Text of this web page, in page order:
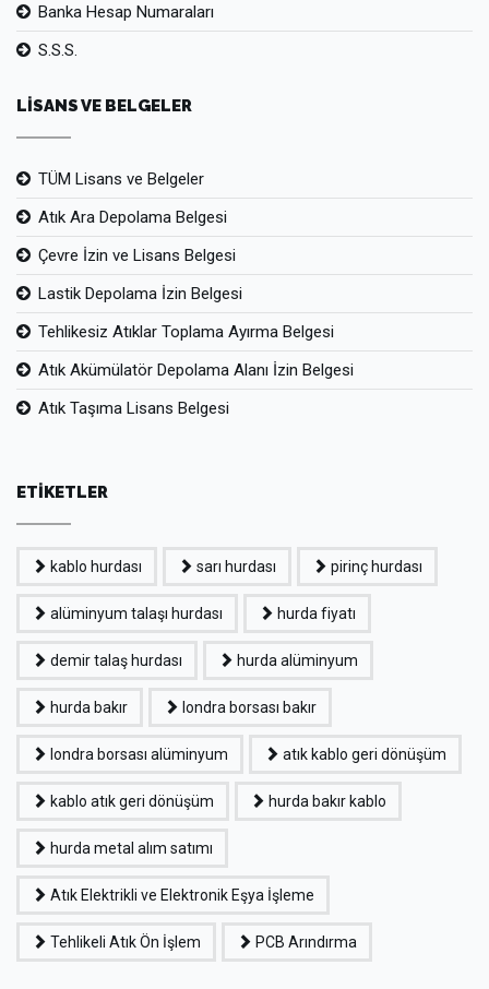
Banka Hesap Numaraları
S.S.S.
LİSANS VE BELGELER
TÜM Lisans ve Belgeler
Atık Ara Depolama Belgesi
Çevre İzin ve Lisans Belgesi
Lastik Depolama İzin Belgesi
Tehlikesiz Atıklar Toplama Ayırma Belgesi
Atık Akümülatör Depolama Alanı İzin Belgesi
Atık Taşıma Lisans Belgesi
ETİKETLER
kablo hurdası sarı hurdası pirinç hurdası
alüminyum talaşı hurdası hurda fiyatı
demir talaş hurdası hurda alüminyum
hurda bakır londra borsası bakır
londra borsası alüminyum atık kablo geri dönüşüm
kablo atık geri dönüşüm hurda bakır kablo
hurda metal alım satımı
Atık Elektrikli ve Elektronik Eşya İşleme
Tehlikeli Atık Ön İşlem PCB Arındırma